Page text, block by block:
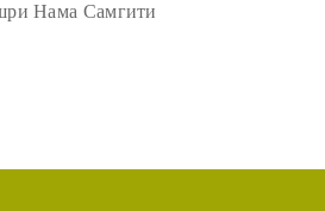
Нама Самгити